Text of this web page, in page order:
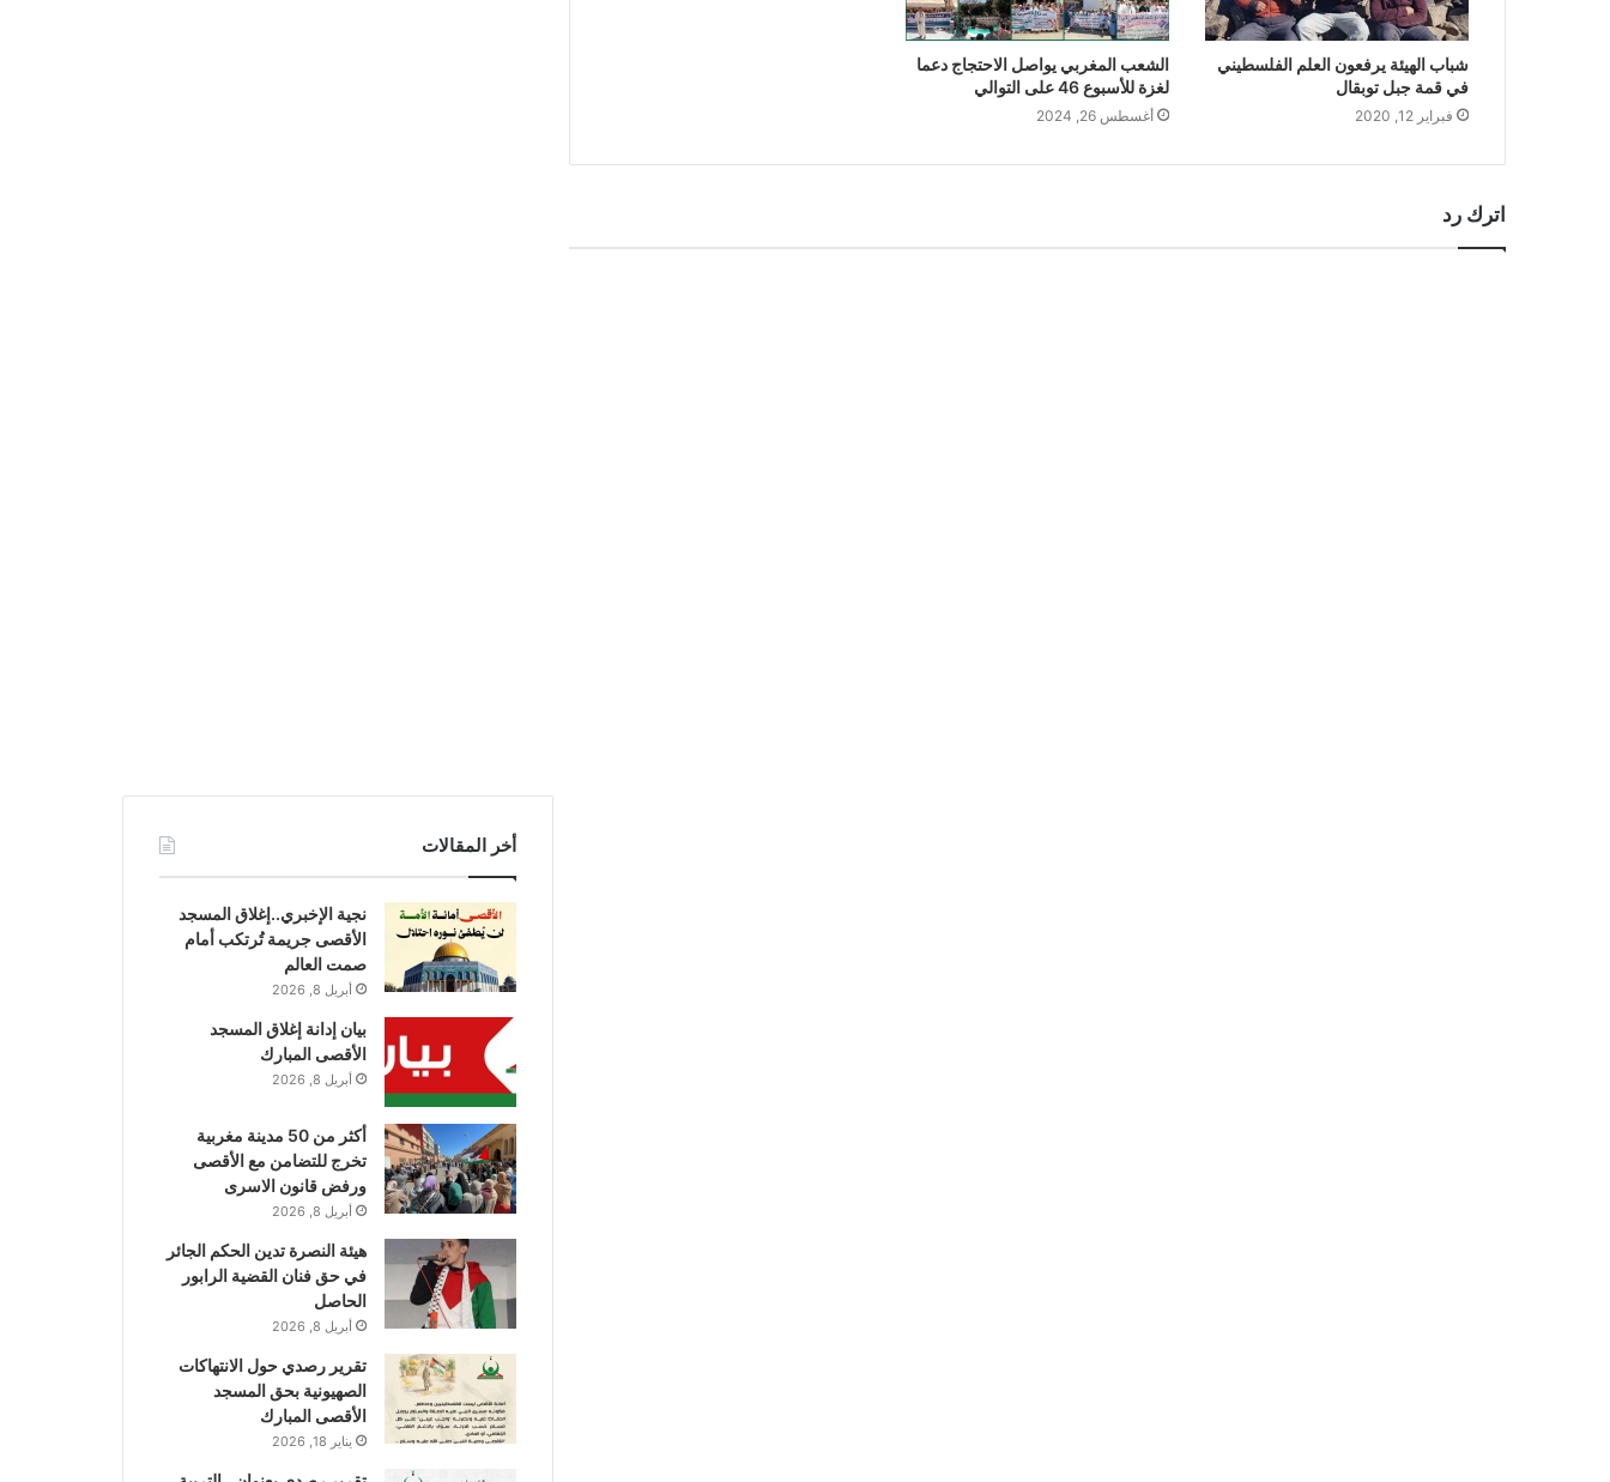
شباب الهيئة يرفعون العلم الفلسطيني
في قمة جبل توبقال
فبراير 12, 2020
الشعب المغربي يواصل الاحتجاج دعما
لغزة للأسبوع 46 على التوالي
أغسطس 26, 2024
اترك رد
أخر المقالات
نجية الإخبري..إغلاق المسجد
الأقصى جريمة تُرتكب أمام
صمت العالم
أبريل 8, 2026
بيان إدانة إغلاق المسجد
الأقصى المبارك
أبريل 8, 2026
أكثر من 50 مدينة مغربية
تخرج للتضامن مع الأقصى
ورفض قانون الاسرى
أبريل 8, 2026
هيئة النصرة تدين الحكم الجائر
في حق فنان القضية الرابور
الحاصل
أبريل 8, 2026
تقرير رصدي حول الانتهاكات
الصهيونية بحق المسجد
الأقصى المبارك
يناير 18, 2026